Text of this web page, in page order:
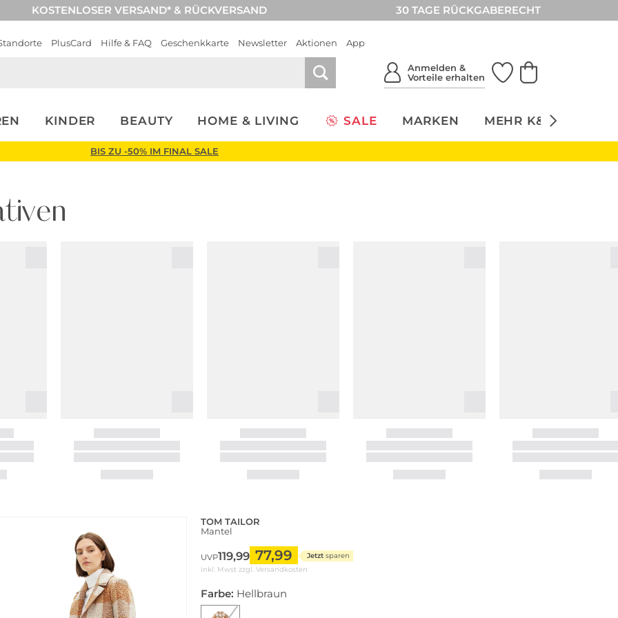
KOSTENLOSER VERSAND* & RÜCKVERSAND 30 TAGE RÜCKGABERECHT
PlusCard Hilfe & FAQ Geschenkkarte Newsletter Aktionen App
Anmelden &
Vorteile erhalten
KINDER BEAUTY HOME & LIVING SALE MARKEN MEHR K&Ö
BIS ZU -50% IM FINAL SALE
TOM TAILOR
Mantel
UVP119,99 77,99 Jetzt sparen
inkl. Mwst zzgl. Versandkosten
Farbe: Hellbraun